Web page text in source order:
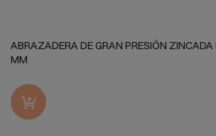
ABRAZADERA DE GRAN PRESIÓN
MM